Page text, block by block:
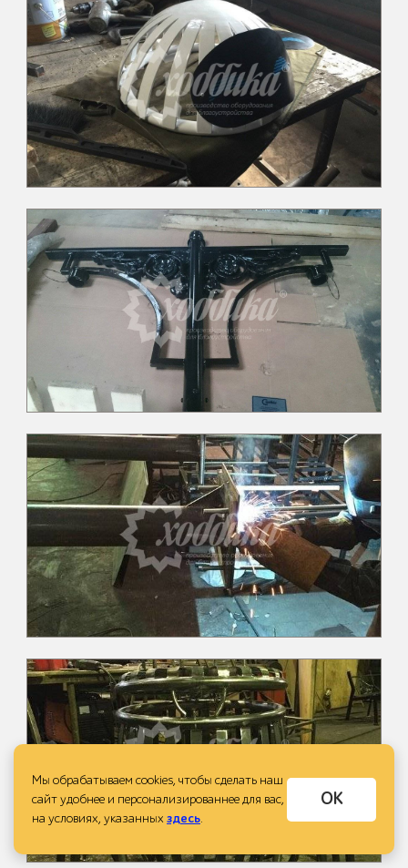
Мы обрабатываем cookies, чтобы сделать наш
сайт удобнее и персонализированнее для вас,
на условиях, указанныхздесь.
ОК